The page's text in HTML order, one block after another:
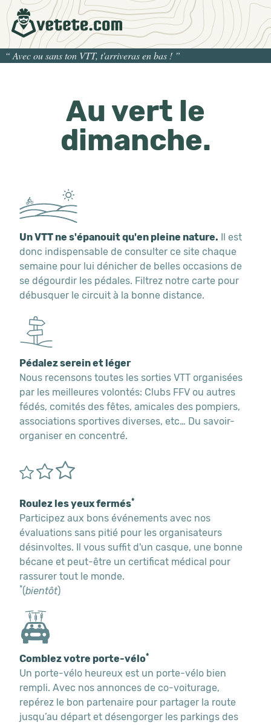
“ Avec ou sans ton VTT, t'arriveras en bas ! ”
Au vert le
dimanche.
Un VTT ne s'épanouit qu'en pleine nature. Il est
donc indispensable de consulter ce site chaque
semaine pour lui dénicher de belles occasions de
se dégourdir les pédales. Filtrez notre carte pour
débusquer le circuit à la bonne distance.
Pédalez serein et léger
Nous recensons toutes les sorties VTT organisées
par les meilleures volontés: Clubs FFV ou autres
fédés, comités des fêtes, amicales des pompiers,
associations sportives diverses, etc… Du savoir-
organiser en concentré.
Roulez les yeux fermés*
Participez aux bons événements avec nos
évaluations sans pitié pour les organisateurs
désinvoltes. Il vous suffit d'un casque, une bonne
bécane et peut-être un certificat médical pour
rassurer tout le monde.
*(bientôt)
Comblez votre porte-vélo*
Un porte-vélo heureux est un porte-vélo bien
rempli. Avec nos annonces de co-voiturage,
repérez le bon partenaire pour partager la route
jusqu’au départ et désengorger les parkings des